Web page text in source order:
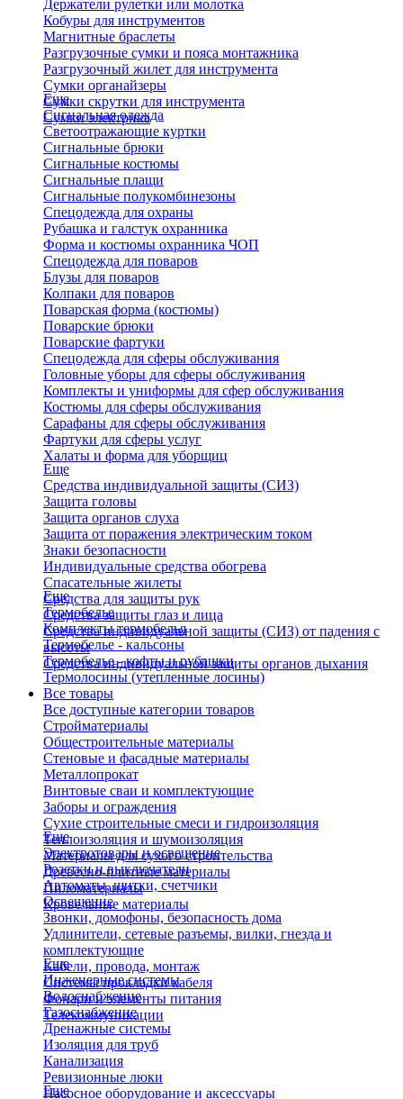
Держатели рулетки или молотка
Кобуры для инструментов
Магнитные браслеты
Разгрузочные сумки и пояса монтажника
Разгрузочный жилет для инструмента
Сумки органайзеры
Сумки скрутки для инструмента
Сумки электрика
Еще
Сигнальная одежда
Светоотражающие куртки
Сигнальные брюки
Сигнальные костюмы
Сигнальные плащи
Сигнальные полукомбинезоны
Спецодежда для охраны
Рубашка и галстук охранника
Форма и костюмы охранника ЧОП
Спецодежда для поваров
Блузы для поваров
Колпаки для поваров
Поварская форма (костюмы)
Поварские брюки
Поварские фартуки
Спецодежда для сферы обслуживания
Головные уборы для сферы обслуживания
Комплекты и униформы для сфер обслуживания
Костюмы для сферы обслуживания
Сарафаны для сферы обслуживания
Фартуки для сферы услуг
Халаты и форма для уборщиц
Еще
Средства индивидуальной защиты (СИЗ)
Защита головы
Защита органов слуха
Защита от поражения электрическим током
Знаки безопасности
Индивидуальные средства обогрева
Спасательные жилеты
Средства для защиты рук
Средства защиты глаз и лица
Средства индивидуальной защиты (СИЗ) от падения с
высоты
Средства индивидуальной защиты органов дыхания
Еще
Термобелье
Комплекты термобелья
Термобелье - кальсоны
Термобелье - кофты и рубашки
Термолосины (утепленные лосины)
Все товары
Все доступные категории товаров
Стройматериалы
Общестроительные материалы
Стеновые и фасадные материалы
Металлопрокат
Винтовые сваи и комплектующие
Заборы и ограждения
Сухие строительные смеси и гидроизоляция
Теплоизоляция и шумоизоляция
Материалы для сухого строительства
Древесно-плитные материалы
Пиломатериалы
Кровельные материалы
Еще
Электротовары и освещение
Розетки и выключатели
Автоматы, щитки, счетчики
Освещение
Звонки, домофоны, безопасность дома
Удлинители, сетевые разъемы, вилки, гнезда и
комплектующие
Кабели, провода, монтаж
Системы прокладки кабеля
Фонари и элементы питания
Телекоммуникации
Еще
Инженерные системы
Водоснабжение
Газоснабжение
Дренажные системы
Изоляция для труб
Канализация
Ревизионные люки
Насосное оборудование и аксессуары
Еще